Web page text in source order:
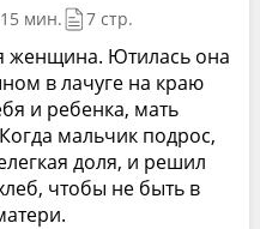
мин. 7 стр.
женщина. Ютилась она
в лачуге на краю
и ребенка, мать
мальчик подрос,
доля, и решил
чтобы не быть в